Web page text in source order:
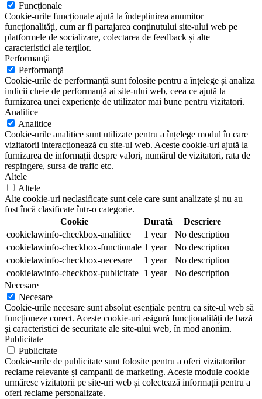
Funcționale
Cookie-urile funcționale ajută la îndeplinirea anumitor
funcționalități, cum ar fi partajarea conținutului site-ului web pe
platformele de socializare, colectarea de feedback și alte
caracteristici ale terților.
Performanţă
Performanţă
Cookie-urile de performanță sunt folosite pentru a înțelege și analiza
indicii cheie de performanță ai site-ului web, ceea ce ajută la
furnizarea unei experiențe de utilizator mai bune pentru vizitatori.
Analitice
Analitice
Cookie-urile analitice sunt utilizate pentru a înțelege modul în care
vizitatorii interacționează cu site-ul web. Aceste cookie-uri ajută la
furnizarea de informații despre valori, numărul de vizitatori, rata de
respingere, sursa de trafic etc.
Altele
Altele
Alte cookie-uri neclasificate sunt cele care sunt analizate și nu au
fost încă clasificate într-o categorie.
Cookie
Durată
Descriere
cookielawinfo-checkbox-analitice
1 year
No description
cookielawinfo-checkbox-functionale 1 year
No description
cookielawinfo-checkbox-necesare
1 year
No description
cookielawinfo-checkbox-publicitate 1 year
No description
Necesare
Necesare
Cookie-urile necesare sunt absolut esențiale pentru ca site-ul web să
funcționeze corect. Aceste cookie-uri asigură funcționalități de bază
și caracteristici de securitate ale site-ului web, în mod anonim.
Publicitate
Publicitate
Cookie-urile de publicitate sunt folosite pentru a oferi vizitatorilor
reclame relevante și campanii de marketing. Aceste module cookie
urmăresc vizitatorii pe site-uri web și colectează informații pentru a
oferi reclame personalizate.